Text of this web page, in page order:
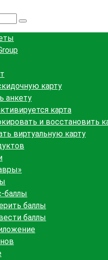
карту
анкету
карта
и восстановить
виртуальную карту
баллы
баллы
баллы